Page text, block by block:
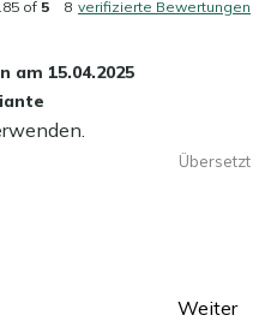
of 5 8 verifizierte Bewertungen
am 15.04.2025
Übersetzt
Seite
Weiter